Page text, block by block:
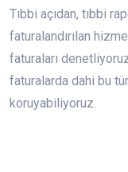
Tıbbi açıdan, tıbbi
faturalandırılan
faturaları
faturalarda dahi bu
koruyabiliyoruz.